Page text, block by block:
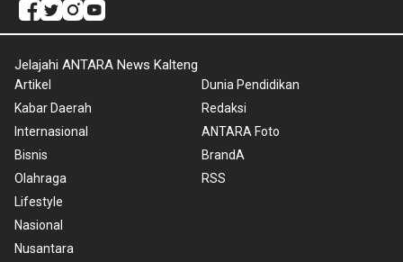
Jelajahi ANTARA News Kalteng
Artikel
Kabar Daerah
Internasional
Bisnis
Olahraga
Lifestyle
Nasional
Nusantara
Dunia Pendidikan
Redaksi
ANTARA Foto
BrandA
RSS